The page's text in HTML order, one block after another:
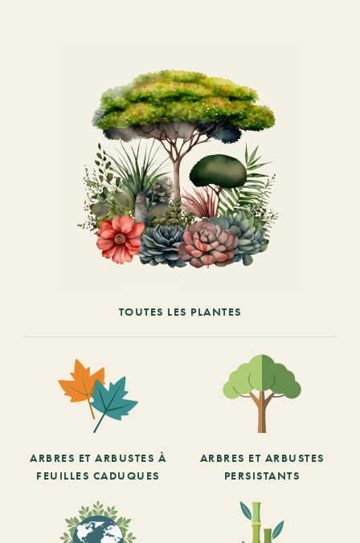
TOUTES LES PLANTES
ARBRES ET ARBUSTES À
FEUILLES CADUQUES
ARBRES ET ARBUSTES
PERSISTANTS